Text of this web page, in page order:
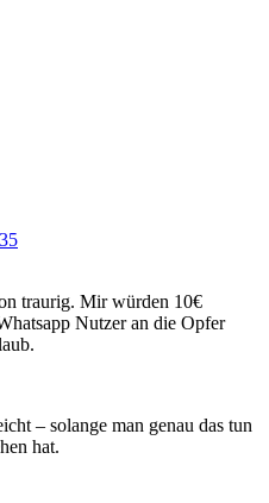
traurig. Mir würden 10€
Nutzer an die Opfer
– solange man genau das tun
hat.